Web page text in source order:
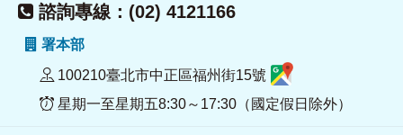
諮詢專線：(02) 4121166
署本部
100210臺北市中正區福州街15號
星期一至星期五8:30～17:30（國定假日除外）